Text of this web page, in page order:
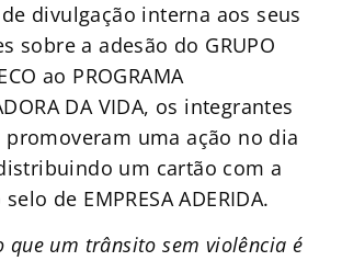
divulgação interna aos seus
sobre a adesão do GRUPO
ao PROGRAMA
DA VIDA, os integrantes
uma ação no dia
um cartão com a
de EMPRESA ADERIDA.
que um trânsito sem violência é